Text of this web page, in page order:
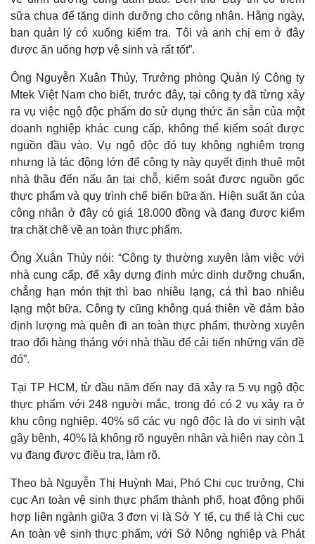
Thế giới
Quan sát
Hồ sơ
Multimedia
Video
E-Magazine
Infographic
sữa chua để tăng dinh dưỡng cho công nhân. Hằng ngày,
ban quản lý có xuống kiểm tra. Tôi và anh chị em ở đây
được ăn uống hợp vệ sinh và rất tốt”.
Ông Nguyễn Xuân Thủy, Trưởng phòng Quản lý Công ty
Mtek Việt Nam cho biết, trước đây, tại công ty đã từng xảy
ra vụ việc ngộ độc phẩm do sử dụng thức ăn sẵn của một
doanh nghiệp khác cung cấp, không thể kiểm soát được
nguồn đầu vào. Vụ ngộ độc đó tuy không nghiêm trọng
nhưng là tác động lớn để công ty này quyết định thuê một
nhà thầu đến nấu ăn tại chỗ, kiểm soát được nguồn gốc
thực phẩm và quy trình chế biến bữa ăn. Hiện suất ăn của
công nhân ở đây có giá 18.000 đồng và đang được kiểm
tra chặt chẽ về an toàn thực phẩm.
Ông Xuân Thủy nói: “Công ty thường xuyên làm việc với
nhà cung cấp, để xây dựng định mức dinh dưỡng chuẩn,
chẳng hạn món thịt thì bao nhiêu lạng, cá thì bao nhiêu
lạng một bữa. Công ty cũng không quá thiên về đảm bảo
định lượng mà quên đi an toàn thực phẩm, thường xuyên
trao đổi hàng tháng với nhà thầu để cải tiến những vấn đề
đó”.
Tại TP HCM, từ đầu năm đến nay đã xảy ra 5 vụ ngộ độc
thực phẩm với 248 người mắc, trong đó có 2 vụ xảy ra ở
khu công nghiệp. 40% số các vụ ngộ độc là do vi sinh vật
gây bệnh, 40% là không rõ nguyên nhân và hiện nay còn 1
vụ đang được điều tra, làm rõ.
Theo bà Nguyễn Thị Huỳnh Mai, Phó Chi cục trưởng, Chi
cục An toàn vệ sinh thực phẩm thành phố, hoạt động phối
hợp liên ngành giữa 3 đơn vị là Sở Y tế, cụ thể là Chi cục
An toàn vệ sinh thực phẩm, với Sở Nông nghiệp và Phát